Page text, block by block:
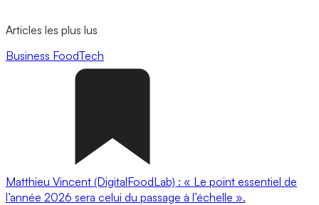
Articles les plus lus
Business FoodTech
Matthieu Vincent (DigitalFoodLab) : « Le point essentiel de
l’année 2026 sera celui du passage à l’échelle ».